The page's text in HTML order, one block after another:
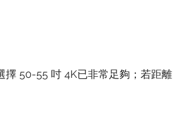
擇 50-55 吋 4K已非常足夠；若距離